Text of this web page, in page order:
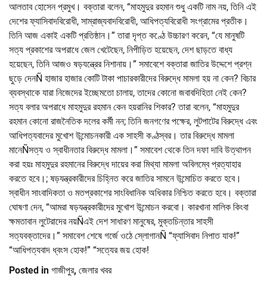
আলতাব হোসেন প্রমুখ। বক্তারা বলেন, “মাহমুদুর রহমান শুধু একটি নাম নয়, তিনি এই
দেশের ফ্যাসিবাদবিরোধী, সাম্রাজ্যবাদবিরোধী, আধিপত্যবিরোধী সংগ্রামের প্রতীক।
তিনি আজ একাই একটি প্রতিষ্ঠান।” তারা দৃপ্ত কণ্ঠে উচ্চারণ করেন, “যে মানুষটি
সত্য প্রকাশের অপরাধে জেল খেটেছেন, নিপীড়িত হয়েছেন, দেশ ছাড়তে বাধ্য
হয়েছেন, তিনি আজও ষড়যন্ত্রের নিশানায়।” সমাবেশে বক্তারা জাতির উদ্দেশে প্রশ্ন
ছুড়ে দেনÑ হাজার হাজার কোটি টাকা পাচারকারীদের বিরুদ্ধে মামলা হয় না কেন? বিচার
ব্যবস্থাকে যারা নিজেদের ইচ্ছেমতো চালায়, তাদের কোনো জবাবদিহিতা নেই কেন?
সত্য বলার অপরাধে মাহমুদুর রহমান কেন হয়রানির শিকার? তারা বলেন, “মাহমুদুর
রহমান কোনো রাজনৈতিক দলের কর্মী নন; তিনি জনগণের পক্ষের, লুটপাটের বিরুদ্ধে এবং
আধিপত্যবাদের মুখোশ উন্মোচনকারী এক সাহসী কণ্ঠস্বর। তার বিরুদ্ধে মামলা
মানেÑসত্য ও স্বাধীনতার বিরুদ্ধে মামলা।” সমাবেশ থেকে তিন দফা দাবি উত্থাপন
করা হয়ঃ মাহমুদুর রহমানের বিরুদ্ধে দায়ের করা মিথ্যা মামলা অবিলম্বে প্রত্যাহার
করতে হবে।; ষড়যন্ত্রকারীদের চিহ্নিত করে জাতির সামনে উন্মোচিত করতে হবে।
স্বাধীন সাংবাদিকতা ও মতপ্রকাশের সাংবিধানিক অধিকার নিশ্চিত করতে হবে। বক্তারা
ঘোষণা দেন, “আমরা ষড়যন্ত্রকারীদের মুখোশ উন্মোচন করবো। কারখানা মালিক কিংবা
ক্ষমতাবান লুটেরাদের নয়Ñএই দেশ সাধারণ মানুষের, মুক্তচিন্তার সাহসী
সত্যবক্তাদের।” সমাবেশ শেষে গর্জে ওঠে স্লোগানÑ “ফ্যাসিবাদ নিপাত যাক!”
“আধিপত্যবাদ ধ্বংস হোক!” “সত্যের জয় হোক!
Posted in গাজীপুর, জেলার খবর